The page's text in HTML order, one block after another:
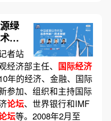
绿
突
者站
经济部主任、 国际经济
年的经济、金融、国际
参加、组织和主持国际
论坛、世界银行和IMF
坛等。2008年2月至